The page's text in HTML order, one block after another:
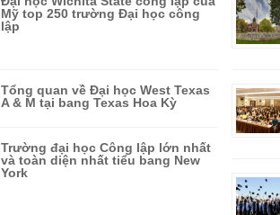
Mỹ top 250 trường Đại học công
lập
Tổng quan về Đại học West Texas
A & M tại bang Texas Hoa Kỳ
Trường đại học Công lập lớn nhất
và toàn diện nhất tiểu bang New
York